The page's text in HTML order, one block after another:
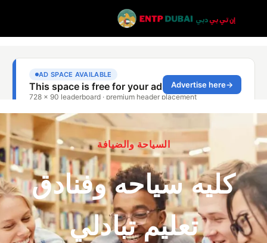
السياحة والضيافة
كليه سياحه وفنادق
تعليم تبادلي